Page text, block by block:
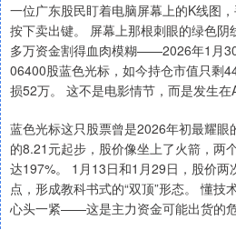
一位广东股民盯着电脑屏幕上的K线图
按下卖出键。 屏幕上那根刺眼的绿色
多万资金割得血肉模糊——2026年1月
06400股蓝色光标，如今持仓市值只剩
损52万。 这不是电影情节，而是发生在
蓝色光标这只股票曾是2026年初最耀
的8.21元起步，股价像坐上了火箭，两
达197%。 1月13日和1月29日，股价
点，形成教科书式的“双顶”形态。 懂技
心头一紧——这是主力资金可能出货的危